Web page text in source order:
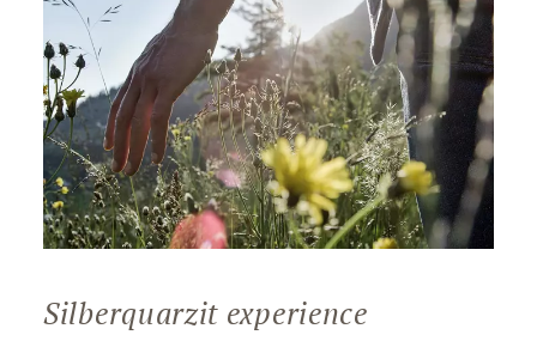
Silberquarzit experience